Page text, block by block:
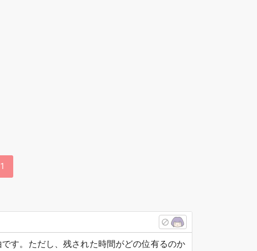
1
す。ただし、残された時間がどの位有るのか